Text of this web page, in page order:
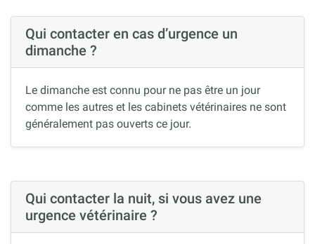
Qui contacter en cas d’urgence un
dimanche ?
Le dimanche est connu pour ne pas être un jour
comme les autres et les cabinets vétérinaires ne sont
généralement pas ouverts ce jour.
Qui contacter la nuit, si vous avez une
urgence vétérinaire ?